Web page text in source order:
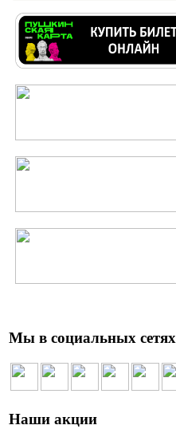
Мы в социальных сетях
Наши акции